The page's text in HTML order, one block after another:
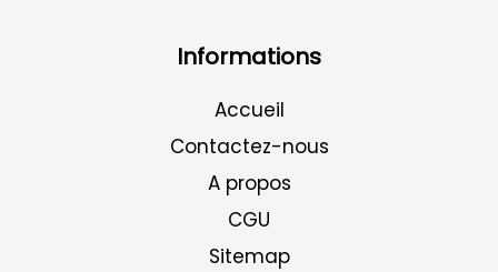
Informations
Accueil
Contactez-nous
A propos
CGU
Sitemap